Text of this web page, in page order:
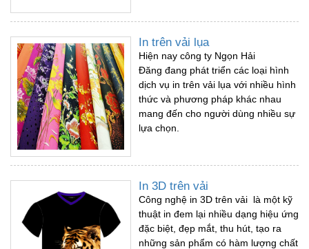
In trên vải lụa
Hiện nay công ty Ngọn Hải
Đăng đang phát triển các loại hình
dịch vụ in trên vải lụa với nhiều hình
thức và phương pháp khác nhau
mang đến cho người dùng nhiều sự
lựa chọn.
In 3D trên vải
Công nghệ in 3D trên vải là một kỹ
thuật in đem lại nhiều dạng hiệu ứng
đặc biệt, đẹp mắt, thu hút, tạo ra
những sản phẩm có hàm lượng chất